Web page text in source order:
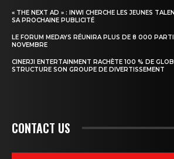
« THE NEXT AD » : INWI CHERCHE LES JEUNES
SA PROCHAINE PUBLICITÉ
LE FORUM MEDAYS RÉUNIRA PLUS DE 8 000
NOVEMBRE
CINERJI ENTERTAINMENT RACHÈTE 100 % DE
STRUCTURE SON GROUPE DE DIVERTISSEMENT
CONTACT US